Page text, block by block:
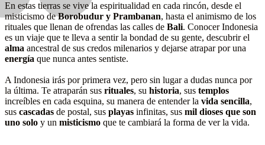
En estas tierras se vive la espiritualidad en cada rincón, desde el
misticismo deBorobudur y Prambanan, hasta el animismo de los
rituales que llenan de ofrendas las calles de Bali. Conocer Indonesia
es un viaje que te lleva a sentir la bondad de su gente, descubrir el
alma ancestral de sus credos milenarios y dejarse atrapar por una
energía que nunca antes sentiste.
A Indonesia irás por primera vez, pero sin lugar a dudas nunca por
la última. Te atraparán sus rituales, su historia, sus templos
increíbles en cada esquina, su manera de entender la vida sencilla,
sus cascadas de postal, sus playas infinitas, sus mil dioses que son
uno solo y un misticismo que te cambiará la forma de ver la vida.